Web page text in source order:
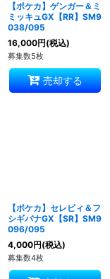
【ポケカ】ゲンガー＆ミ
ミッキュGX【RR】SM9
038/095
16,000円(税込)
募集数5枚
売却する
【ポケカ】セレビィ＆フ
シギバナGX【SR】SM9
096/095
4,000円(税込)
募集数4枚